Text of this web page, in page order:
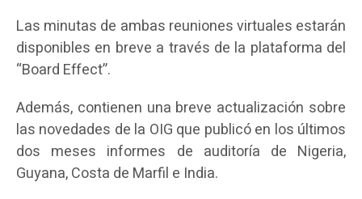
Las minutas de ambas reuniones virtuales estarán
disponibles en breve a través de la plataforma del
“Board Effect”.
Además, contienen una breve actualización sobre
las novedades de la OIG que publicó en los últimos
dos meses informes de auditoría de Nigeria,
Guyana, Costa de Marfil e India.